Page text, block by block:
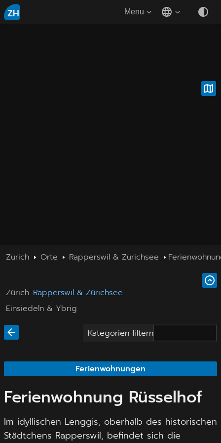
ZH Menu
Zürich Orte Rapperswil & Zürichsee
Zürich Rapperswil & Zürichsee
Einsiedeln & Ybrig
Kategorien filtern
Ferienwohnungen
Ferienwohnung Rüsselhof
Im idyllischen Lenggis, oberhalb des historischen
Städtchens Rapperswil, befindet sich die